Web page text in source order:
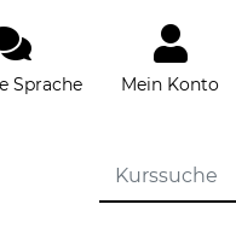
Sprache Mein Konto